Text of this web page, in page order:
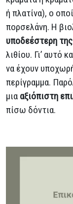
ή πλατίνα), ο
πορσελάνη. Η
υποδεέστερη της
λιθίου. Γι’ αυτό
να έχουν
περίγραμμα.
μια αξιόπιστη
πίσω δόντια.